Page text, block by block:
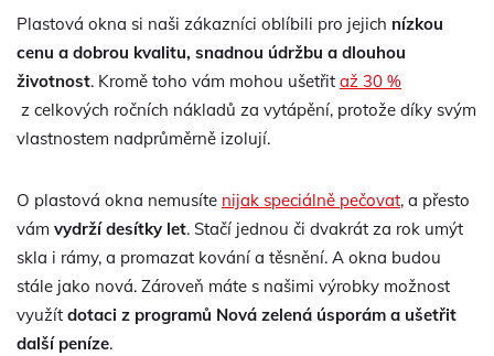
Plastová okna si naši zákazníci oblíbili pro jejich nízkou
cenu a dobrou kvalitu, snadnou údržbu a dlouhou
životnost. Kromě toho vám mohou ušetřit až 30 %
z celkových ročních nákladů za vytápění, protože díky svým
vlastnostem nadprůměrně izolují.
O plastová okna nemusíte nijak speciálně pečovat, a přesto
vám vydrží desítky let. Stačí jednou či dvakrát za rok umýt
skla i rámy, a promazat kování a těsnění. A okna budou
stále jako nová. Zároveň máte s našimi výrobky možnost
využít dotaci z programů Nová zelená úsporám a ušetřit
další peníze.